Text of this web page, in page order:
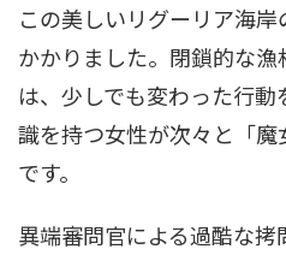
この美しいリグーリア海
かかりました。閉鎖的な
は、少しでも変わった行
識を持つ女性が次々と「
です。
異端審問官による過酷な